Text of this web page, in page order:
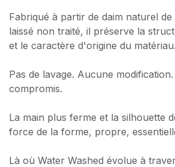
Fabriqué à partir de daim naturel
laissé non traité, il préserve la
et le caractère d'origine du matériau.
Pas de lavage. Aucune
compromis.
La main plus ferme et la silhouette
force de la forme, propre,
Là où Water Washed évolue à